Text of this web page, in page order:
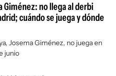
Giménez: no llega al derbi
cuándo se juega y dónde
Josema Giménez, no juega en
junio